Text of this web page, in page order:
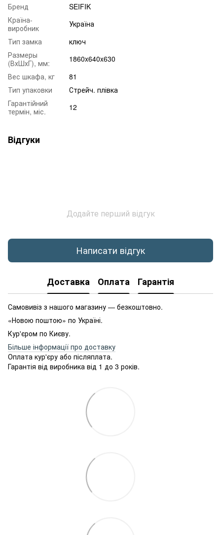
Бренд
SEIFIK
Країна-
виробник
Україна
Тип замка
ключ
Размеры
(ВхШхГ), мм:
1860x640x630
Вес шкафа, кг
81
Тип упаковки
Стрейч. плівка
Гарантійний
термін, міс.
12
Відгуки
Додайте перший відгук
Написати відгук
Доставка Оплата Гарантія
Самовивіз з нашого магазину — безкоштовно.
«Новою поштою» по Україні.
Кур'єром по Києву.
Більше інформації про доставку
Оплата кур'єру або післяплата.
Гарантія від виробника від 1 до 3 років.